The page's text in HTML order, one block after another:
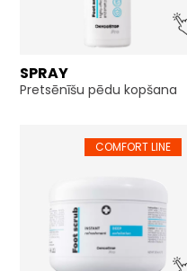
SPRAY
Pretsēnīšu pēdu kopšana
COMFORT LINE